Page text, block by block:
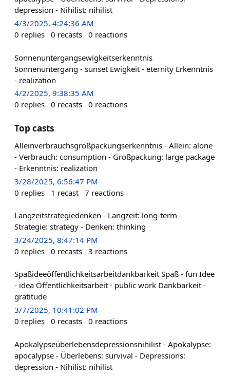
depression - Nihilist: nihilist
4/3/2025, 4:24:36 AM
0 replies 0 recasts 0 reactions
Sonnenuntergangsewigkeitserkenntnis
Sonnenuntergang - sunset Ewigkeit - eternity Erkenntnis
- realization
4/2/2025, 9:38:35 AM
0 replies 0 recasts 0 reactions
Top casts
Alleinverbrauchsgroßpackungserkenntnis - Allein: alone
- Verbrauch: consumption - Großpackung: large package
- Erkenntnis: realization
3/28/2025, 6:56:47 PM
0 replies 1 recast 7 reactions
Langzeitstrategiedenken - Langzeit: long-term -
Strategie: strategy - Denken: thinking
3/24/2025, 8:47:14 PM
0 replies 0 recasts 3 reactions
Spaßideeöffentlichkeitsarbeitdankbarkeit Spaß - fun Idee
- idea Öffentlichkeitsarbeit - public work Dankbarkeit -
gratitude
3/7/2025, 10:41:02 PM
0 replies 0 recasts 0 reactions
Apokalypseüberlebensdepressionsnihilist - Apokalypse:
apocalypse - Überlebens: survival - Depressions:
depression - Nihilist: nihilist